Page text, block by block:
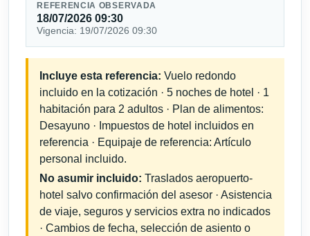
REFERENCIA OBSERVADA
18/07/2026 09:30
Vigencia: 19/07/2026 09:30
Incluye esta referencia: Vuelo redondo
incluido en la cotización · 5 noches de hotel · 1
habitación para 2 adultos · Plan de alimentos:
Desayuno · Impuestos de hotel incluidos en
referencia · Equipaje de referencia: Artículo
personal incluido.
No asumir incluido: Traslados aeropuerto-
hotel salvo confirmación del asesor · Asistencia
de viaje, seguros y servicios extra no indicados
· Cambios de fecha, selección de asiento o